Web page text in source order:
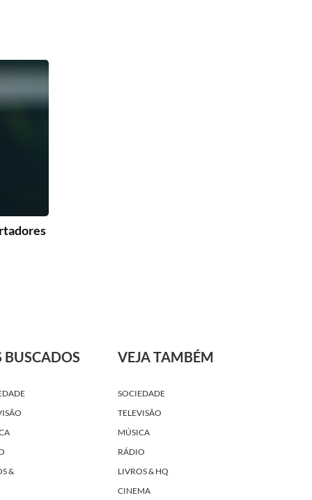
BUSCADOS
&
VEJA TAMBÉM
SOCIEDADE
TELEVISÃO
MÚSICA
RÁDIO
LIVROS & HQ
CINEMA